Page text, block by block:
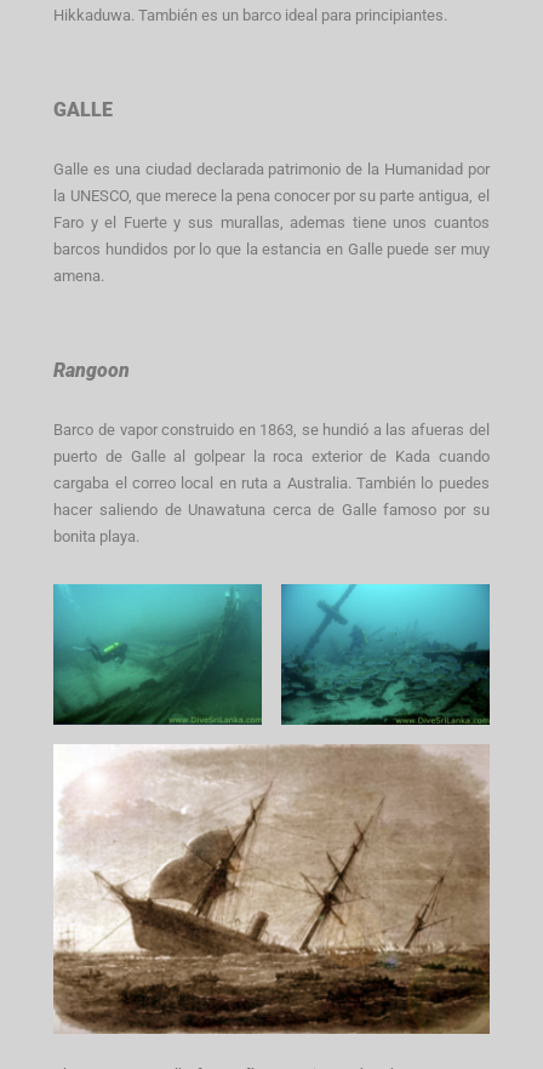
Hikkaduwa. También es un barco ideal para principiantes.
GALLE
Galle es una ciudad declarada patrimonio de la Humanidad por
la UNESCO, que merece la pena conocer por su parte antigua, el
Faro y el Fuerte y sus murallas, ademas tiene unos cuantos
barcos hundidos por lo que la estancia en Galle puede ser muy
amena.
Rangoon
Barco de vapor construido en 1863, se hundió a las afueras del
puerto de Galle al golpear la roca exterior de Kada cuando
cargaba el correo local en ruta a Australia. También lo puedes
hacer saliendo de Unawatuna cerca de Galle famoso por su
bonita playa.